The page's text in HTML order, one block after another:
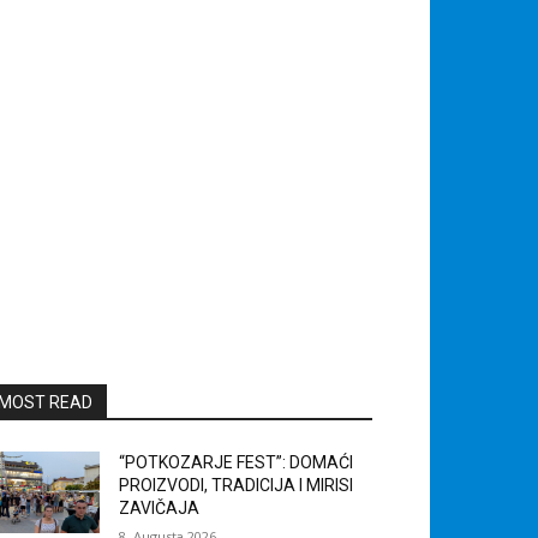
READ
“POTKOZARJE FEST”: DOMAĆI
PROIZVODI, TRADICIJA I MIRISI
ZAVIČAJA